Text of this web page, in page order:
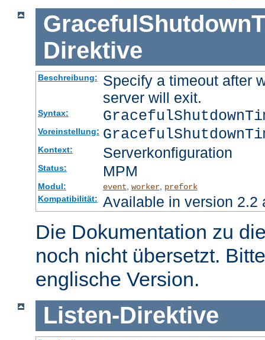
Direktive
Beschreibung:
Specify a timeout after
server will exit.
Syntax:
Voreinstellung:
Kontext: Serverkonfiguration
Status: MPM
Modul: event, worker, prefork
Kompatibilität:
Available in version 2.2
Die Dokumentation zu
noch nicht übersetzt.
englische Version.
Listen-Direktive